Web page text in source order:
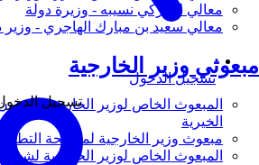
معالي لانا زكي نسيبه - وزيرة دولة
معالي سعيد بن مبارك الهاجري - وزير
مبعوثي وزير الخارجية
المبعوث الخاص لوزير الخارجية
الخيرية
مبعوث وزير الخارجية لمكافحة
المبعوث الخاص لوزير الخارجية
تسجيل الدخول
تسجيل